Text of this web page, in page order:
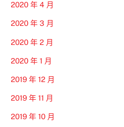
2020 年 4 月
2020 年 3 月
2020 年 2 月
2020 年 1 月
2019 年 12 月
2019 年 11 月
2019 年 10 月